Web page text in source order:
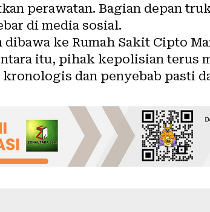
perawatan. Bagian depan
di media sosial.
ke Rumah Sakit Cipto
itu, pihak kepolisian terus
dan penyebab pasti